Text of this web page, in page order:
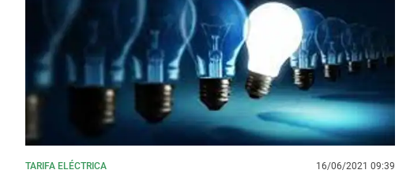
TARIFA ELÉCTRICA 16/06/2021 09:39